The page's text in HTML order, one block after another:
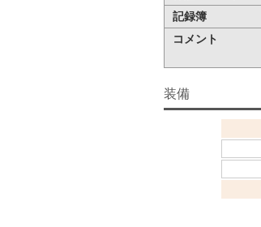
記録簿
コメント
装備